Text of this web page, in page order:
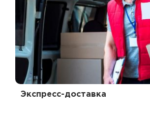
Экспресс-доставка